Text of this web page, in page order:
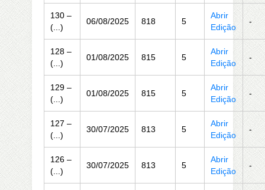
130 –
(...)
06/08/2025 818 5
Abrir
Edição
-
128 –
(...)
01/08/2025 815 5
Abrir
Edição
-
129 –
(...)
01/08/2025 815 5
Abrir
Edição
-
127 –
(...)
30/07/2025 813 5
Abrir
Edição
-
126 –
(...)
30/07/2025 813 5
Abrir
Edição
-